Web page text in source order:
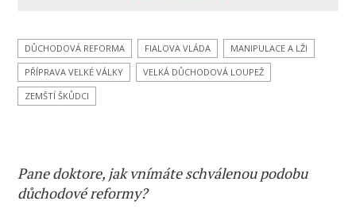
americkou
válku
proti
DŮCHODOVÁ REFORMA FIALOVA VLÁDA
MANIPULACE A LŽI
PŘÍPRAVA VELKÉ VÁLKY
VELKÁ DŮCHODOVÁ LOUPEŽ
ZEMŠTÍ ŠKŮDCI
Pane doktore, jak vnímáte schválenou podobu
důchodové reformy?